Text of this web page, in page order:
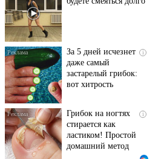
i
За 5 дней исчезнет
даже самый
застарелый грибок:
вот хитрость
i
Грибок на ногтях
стирается как
ластиком! Простой
домашний метод